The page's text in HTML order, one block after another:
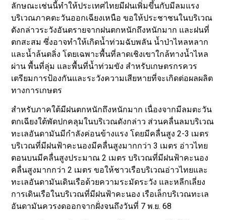
ลักษณะเช่นนี้ทำให้ประเทศไทยมีฝนเพิ่มขึ้นกับมีลมแรง
บริเวณภาคตะวันออกเฉียงเหนือ ขอให้ประชาชนในบริเวณ
ดังกล่าวระวังอันตรายจากฝนตกหนักถึงหนักมาก และฝนที่
ตกสะสม ซึ่งอาจทำให้เกิดน้ำท่วมฉับพลัน น้ำป่าไหลหลาก
และน้ำล้นตลิ่ง โดยเฉพาะพื้นที่ลาดเชิงเขาใกล้ทางน้ำไหล
ผ่าน พื้นที่ลุ่ม และพื้นที่น้ำท่วมขัง สำหรับเกษตรกรควร
เตรียมการป้องกันและระวังความเสียหายที่จะเกิดต่อผลผลิต
ทางการเกษตร
สำหรับภาคใต้มีฝนตกหนักถึงหนักมาก เนื่องจากมีลมตะวัน
ตกเฉียงใต้พัดปกคลุมในบริเวณดังกล่าว ส่วนคลื่นลมบริเวณ
ทะเลอันดามันมีกำลังค่อนข้างแรง โดยมีคลื่นสูง 2-3 เมตร
บริเวณที่มีฝนฟ้าคะนองมีคลื่นสูงมากกว่า 3 เมตร อ่าวไทย
ตอนบนมีคลื่นสูงประมาณ 2 เมตร บริเวณที่มีฝนฟ้าคะนอง
คลื่นสูงมากกว่า 2 เมตร ขอให้ชาวเรือบริเวณอ่าวไทยและ
ทะเลอันดามันเดินเรือด้วยความระมัดระวัง และหลีกเลี่ยง
การเดินเรือในบริเวณที่มีฝนฟ้าคะนอง เรือเล็กบริเวณทะเล
อันดามันควรงดออกจากฝั่งจนถึงวันที่ 7 พ.ย. 68